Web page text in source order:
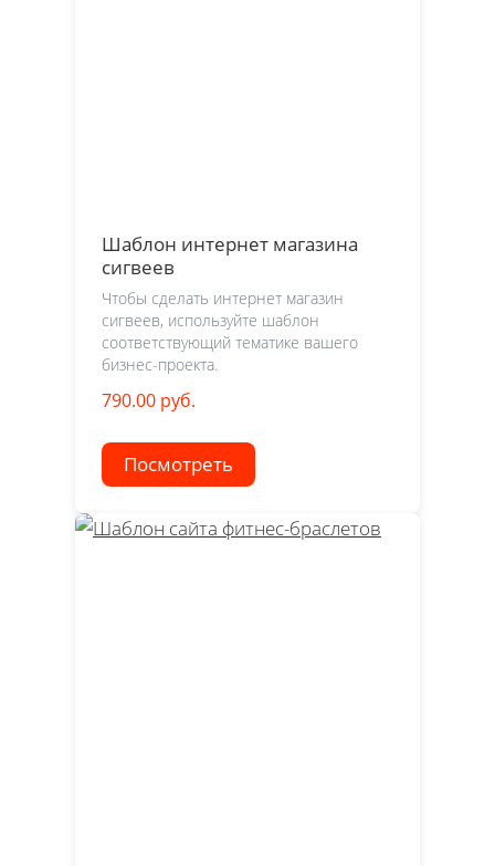
Шаблон интернет магазина
сигвеев
Чтобы сделать интернет магазин
сигвеев, используйте шаблон
соответствующий тематике вашего
бизнес-проекта.
790.00 руб.
Посмотреть